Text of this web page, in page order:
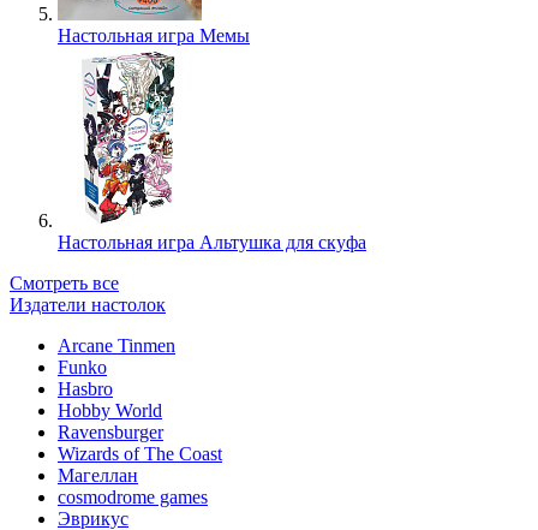
Настольная игра Мемы
Настольная игра Альтушка для скуфа
Смотреть все
Издатели настолок
Arcane Tinmen
Funko
Hasbro
Hobby World
Ravensburger
Wizards of The Coast
Магеллан
сosmodrome games
Эврикус